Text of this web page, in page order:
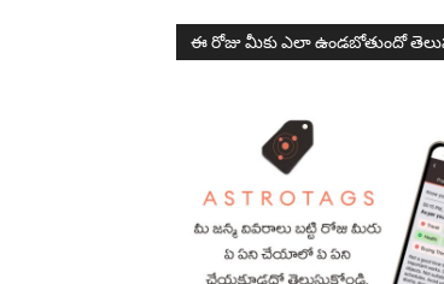
ఈ రోజు మీకు ఎలా ఉండబోతుందో